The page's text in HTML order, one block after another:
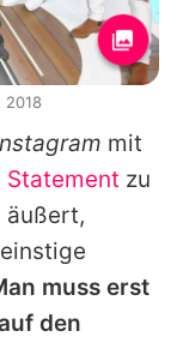
mit
Statement zu
äußert,
muss erst
den
2018